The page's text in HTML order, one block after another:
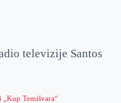
televizije Santos
Temišvara“